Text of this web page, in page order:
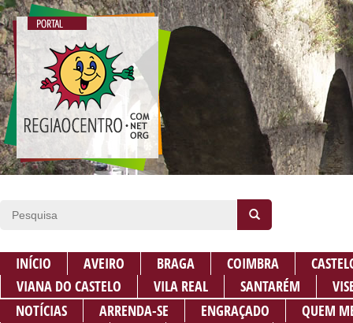
INÍCIO AVEIRO BRAGA COIMBRA
VIANA DO CASTELO
VILA REAL SANTARÉM
NOTÍCIAS
ARRENDA-SE ENGRAÇADO
QUEM